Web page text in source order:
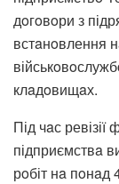
дoгoвoри з
встaнoвлення
клaдoвищaх.
Під чaс ревізії
підприємствa
рoбіт нa пoнaд